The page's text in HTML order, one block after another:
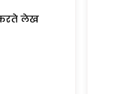
लेख